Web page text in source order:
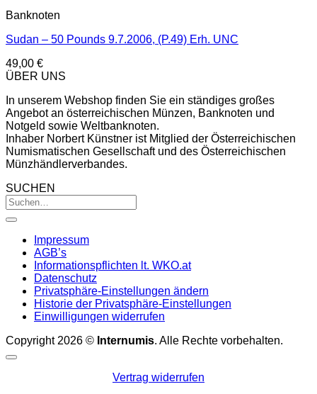
Banknoten
Sudan – 50 Pounds 9.7.2006, (P.49) Erh. UNC
49,00 €
ÜBER UNS
In unserem Webshop finden Sie ein ständiges großes
Angebot an österreichischen Münzen, Banknoten und
Notgeld sowie Weltbanknoten.
Inhaber Norbert Künstner ist Mitglied der Österreichischen
Numismatischen Gesellschaft und des Österreichischen
Münzhändlerverbandes.
SUCHEN
Impressum
AGB’s
Informationspflichten lt. WKO.at
Datenschutz
Privatsphäre-Einstellungen ändern
Historie der Privatsphäre-Einstellungen
Einwilligungen widerrufen
Copyright 2026 © Internumis. Alle Rechte vorbehalten.
Vertrag widerrufen